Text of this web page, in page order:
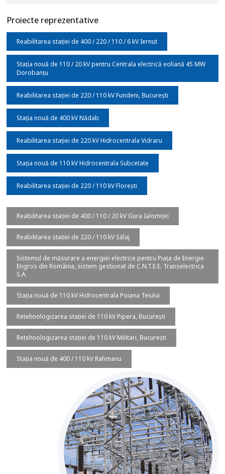
Proiecte reprezentative
Reabilitarea stației de 400 / 220 / 110 / 6 kV Iernut
Stația nouă de 110 / 20 kV pentru Centrala electrică eoliană 45 MW
Dorobanțu
Reabilitarea stației de 220 / 110 kV Fundeni, București
Stația nouă de 400 kV Nădab
Reabilitarea stației de 220 kV Hidrocentrala Vidraru
Stația nouă de 110 kV Hidrocentrala Subcetate
Reabilitarea stației de 220 / 110 kV Florești
Reabilitarea stației de 400 / 110 / 20 kV Gura Ialomiței
Reabilitarea stației de 220 / 110 kV Sălaj
Sistemul de măsurare a energiei electrice pentru Piaţa de Energie
Engros din România, sistem gestionat de C.N.T.E.E. Transelectrica
S.A.
Stația nouă de 110 kV Hidrocentrala Poiana Teiului
Retehnologizarea stației de 110 kV Pipera, București
Retehnologizarea stației de 110 kV Militari, București
Stația nouă de 400 / 110 kV Rahmanu